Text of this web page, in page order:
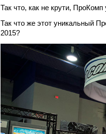
Так что, как не крути, ПроКомп
Так что же этот уникальный
2015?